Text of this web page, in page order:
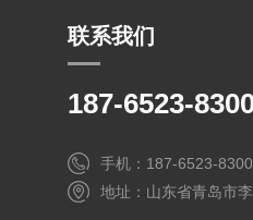
联系我们
187-6523-
手机：187-6523-8300
地址：山东省青岛市